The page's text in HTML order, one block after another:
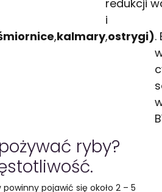
redukcji
i
,kalmary,ostrygi).
ryby?
pojawić się około 2 – 5